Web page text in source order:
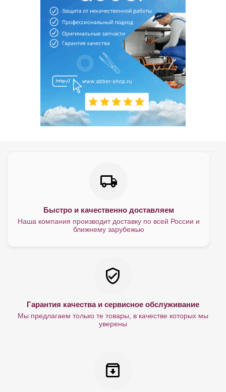
Быстро и качественно доставляем
Наша компания производит доставку по всей России и
ближнему зарубежью
Гарантия качества и сервисное обслуживание
Мы предлагаем только те товары, в качестве которых мы
уверены